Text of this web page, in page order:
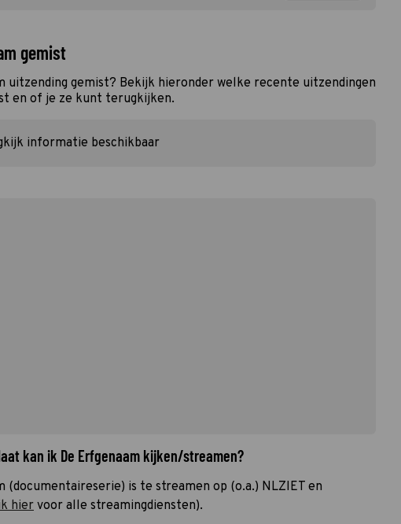
gemist
uitzending gemist? Bekijk hieronder welke recente uitzendingen
en of je ze kunt terugkijken.
informatie beschikbaar
kan ik De Erfgenaam kijken/streamen?
(documentaireserie) is te streamen op (o.a.) NLZIET en
hiervoor alle streamingdiensten).